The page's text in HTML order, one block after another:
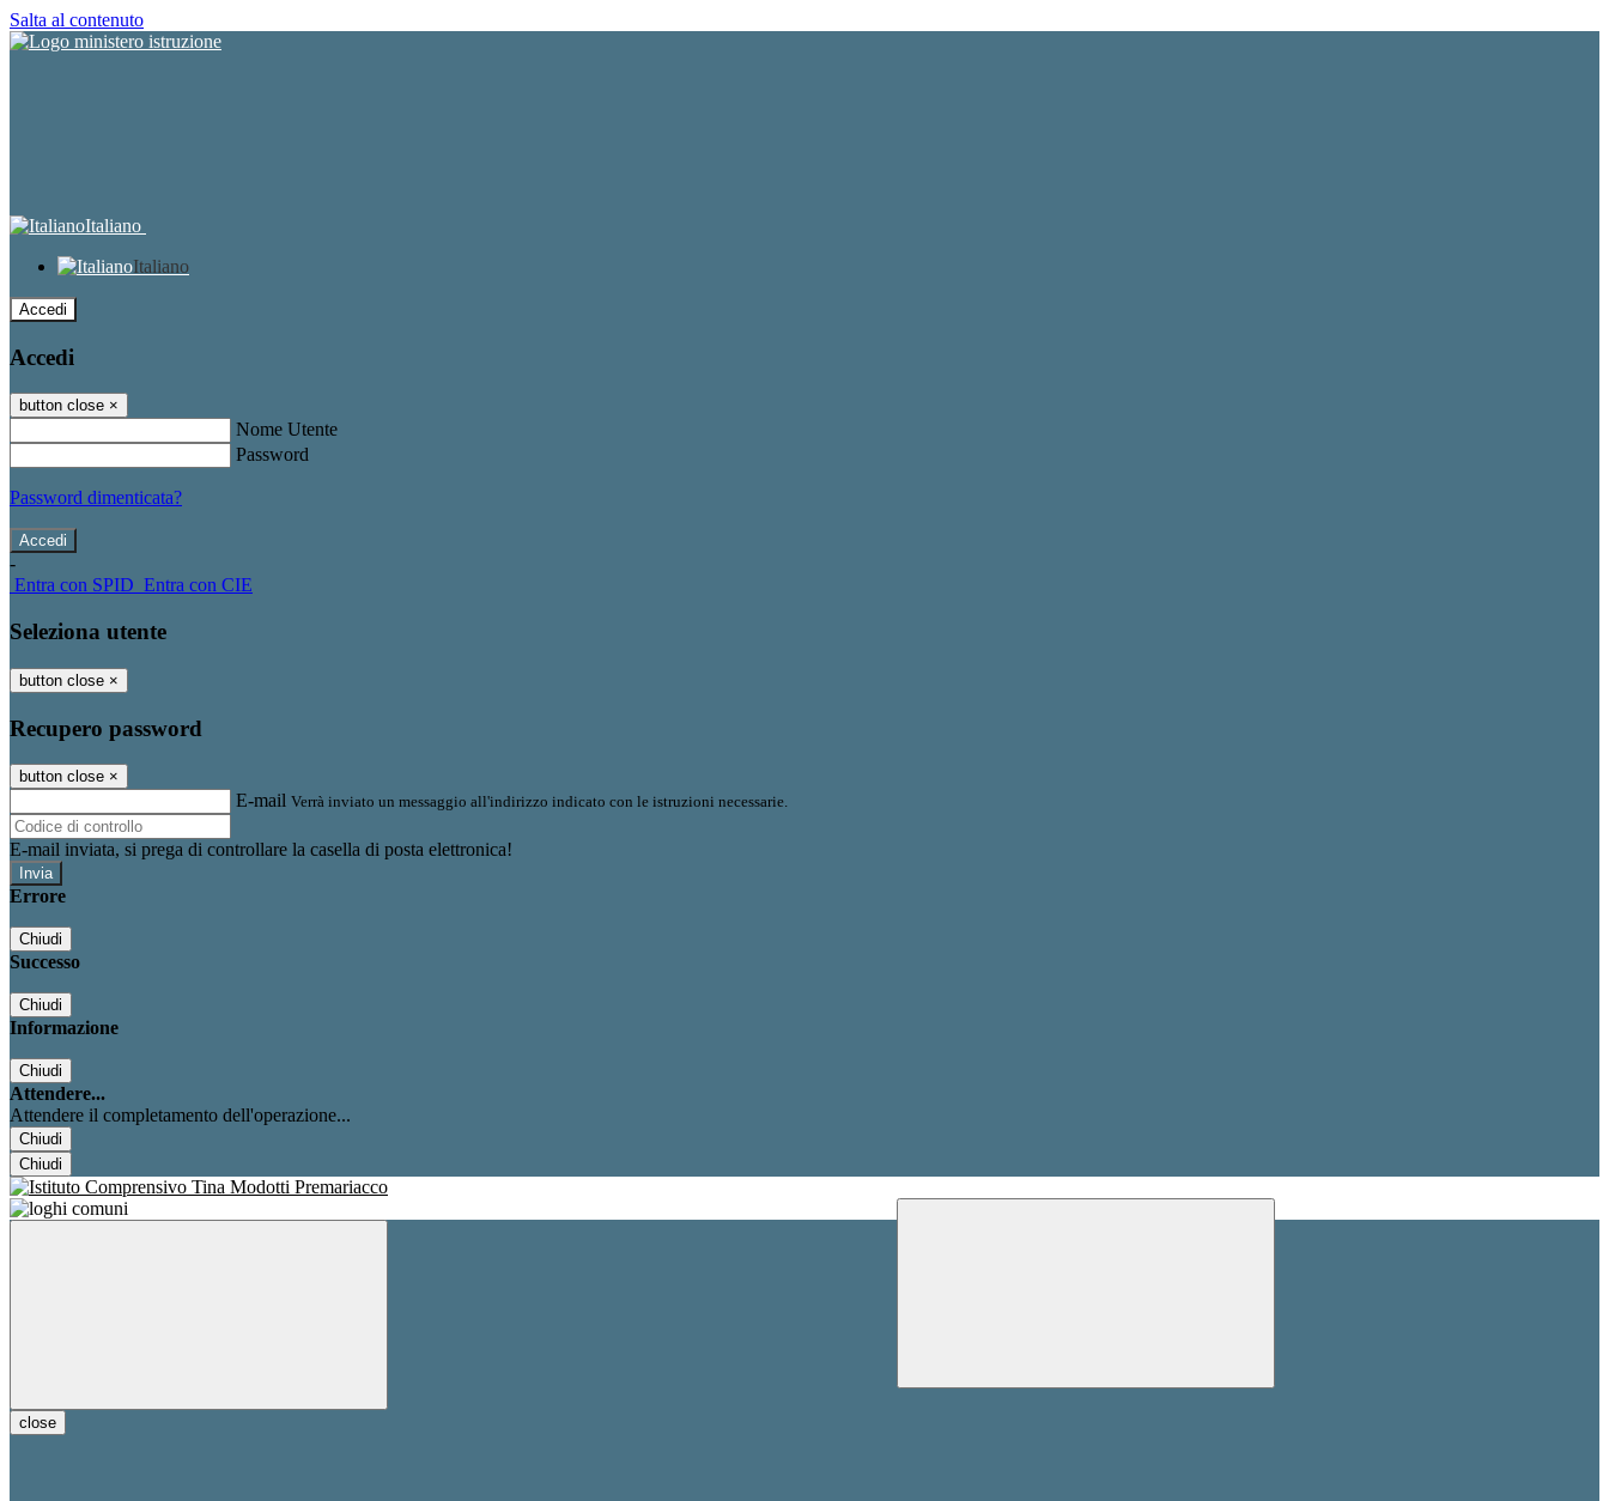
Salta al contenuto
Italiano
Italiano
Accedi
Accedi
button close ×
Nome Utente
Password
Password dimenticata?
-
Entra con SPID Entra con CIE
Seleziona utente
button close ×
Recupero password
button close ×
E-mail Verrà inviato un messaggio all'indirizzo indicato con le istruzioni necessarie.
E-mail inviata, si prega di controllare la casella di posta elettronica!
Errore
Chiudi
Successo
Chiudi
Informazione
Chiudi
Attendere...
Attendere il completamento dell'operazione...
Chiudi
Chiudi
close